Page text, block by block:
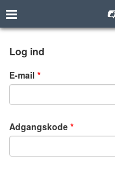
Log ind
E-mail
Adgangskode